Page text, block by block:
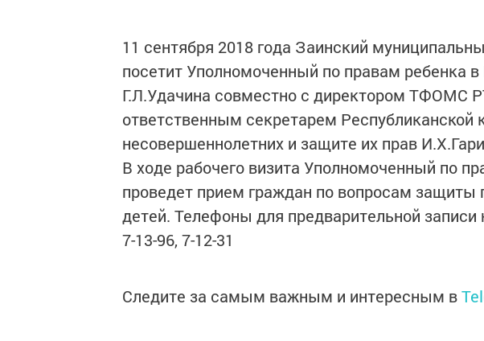
11 сентября 2018 года Заинский
посетит Уполномоченный по правам ребенка в
Г.Л.Удачина совместно с директором ТФОМС
ответственным секретарем Республиканской
несовершеннолетних и защите их прав
В ходе рабочего визита Уполномоченный по
проведет прием граждан по вопросам защиты
детей. Телефоны для предварительной записи
7-13-96, 7-12-31
Следите за самым важным и интересным в